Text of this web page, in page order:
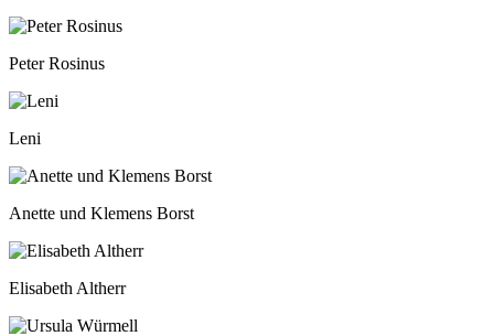
Peter Rosinus
Leni
Anette und Klemens Borst
Elisabeth Altherr